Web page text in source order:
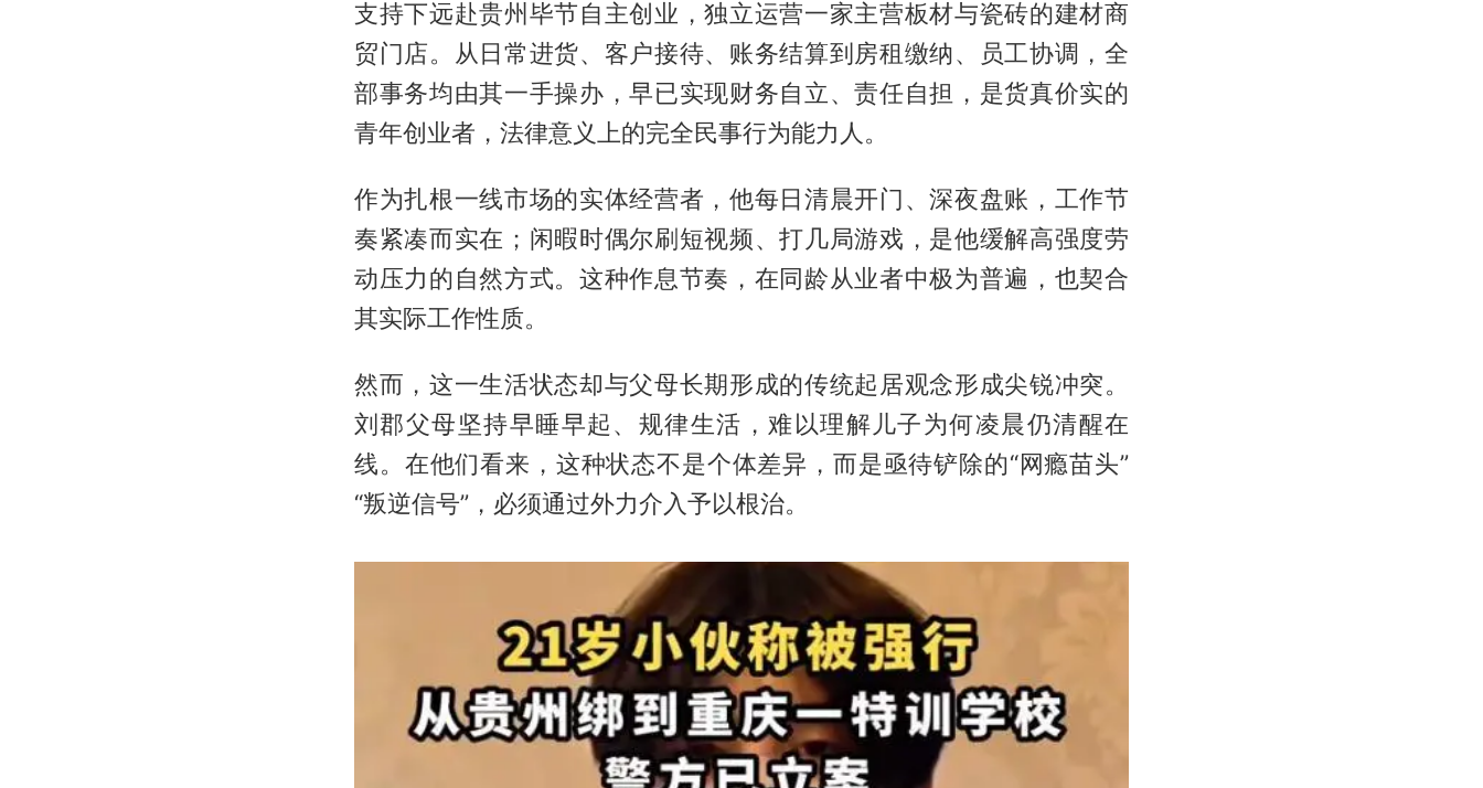
支持下远赴贵州毕节自主创业，独立运营一家主营板材与瓷砖的建材商
贸门店。从日常进货、客户接待、账务结算到房租缴纳、员工协调，全
部事务均由其一手操办，早已实现财务自立、责任自担，是货真价实的
青年创业者，法律意义上的完全民事行为能力人。
作为扎根一线市场的实体经营者，他每日清晨开门、深夜盘账，工作节
奏紧凑而实在；闲暇时偶尔刷短视频、打几局游戏，是他缓解高强度劳
动压力的自然方式。这种作息节奏，在同龄从业者中极为普遍，也契合
其实际工作性质。
然而，这一生活状态却与父母长期形成的传统起居观念形成尖锐冲突。
刘郡父母坚持早睡早起、规律生活，难以理解儿子为何凌晨仍清醒在
线。在他们看来，这种状态不是个体差异，而是亟待铲除的“网瘾苗头”
“叛逆信号”，必须通过外力介入予以根治。